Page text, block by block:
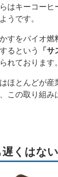
はキーコー
うです。
すをバイオ燃
るという
「
れております。
ほとんどが産
この取り組
くはない